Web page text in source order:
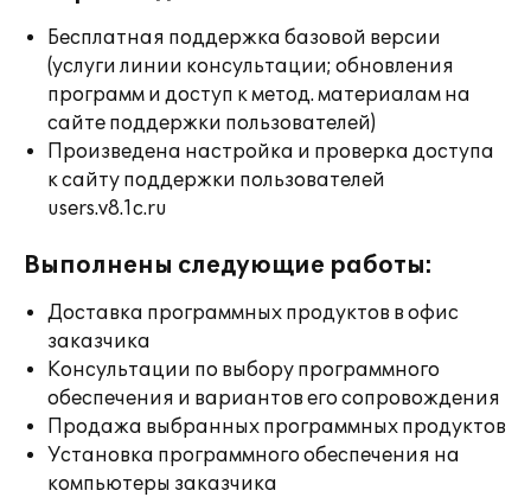
Бесплатная поддержка базовой версии
(услуги линии консультации; обновления
программ и доступ к метод. материалам на
сайте поддержки пользователей)
Произведена настройка и проверка доступа
к сайту поддержки пользователей
users.v8.1c.ru
Выполнены следующие работы:
Доставка программных продуктов в офис
заказчика
Консультации по выбору программного
обеспечения и вариантов его сопровождения
Продажа выбранных программных продуктов
Установка программного обеспечения на
компьютеры заказчика